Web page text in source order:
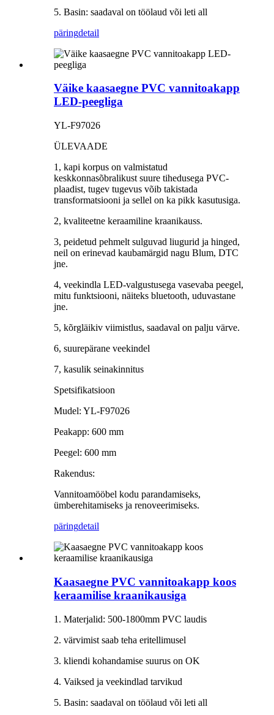
5. Basin: saadaval on töölaud või leti all
päringdetail
Väike kaasaegne PVC vannitoakapp
LED-peegliga
YL-F97026
ÜLEVAADE
1, kapi korpus on valmistatud
keskkonnasõbralikust suure tihedusega PVC-
plaadist, tugev tugevus võib takistada
transformatsiooni ja sellel on ka pikk kasutusiga.
2, kvaliteetne keraamiline kraanikauss.
3, peidetud pehmelt sulguvad liugurid ja hinged,
neil on erinevad kaubamärgid nagu Blum, DTC
jne.
4, veekindla LED-valgustusega vasevaba peegel,
mitu funktsiooni, näiteks bluetooth, uduvastane
jne.
5, kõrgläikiv viimistlus, saadaval on palju värve.
6, suurepärane veekindel
7, kasulik seinakinnitus
Spetsifikatsioon
Mudel: YL-F97026
Peakapp: 600 mm
Peegel: 600 mm
Rakendus:
Vannitoamööbel kodu parandamiseks,
ümberehitamiseks ja renoveerimiseks.
päringdetail
Kaasaegne PVC vannitoakapp koos
keraamilise kraanikausiga
1. Materjalid: 500-1800mm PVC laudis
2. värvimist saab teha eritellimusel
3. kliendi kohandamise suurus on OK
4. Vaiksed ja veekindlad tarvikud
5. Basin: saadaval on töölaud või leti all